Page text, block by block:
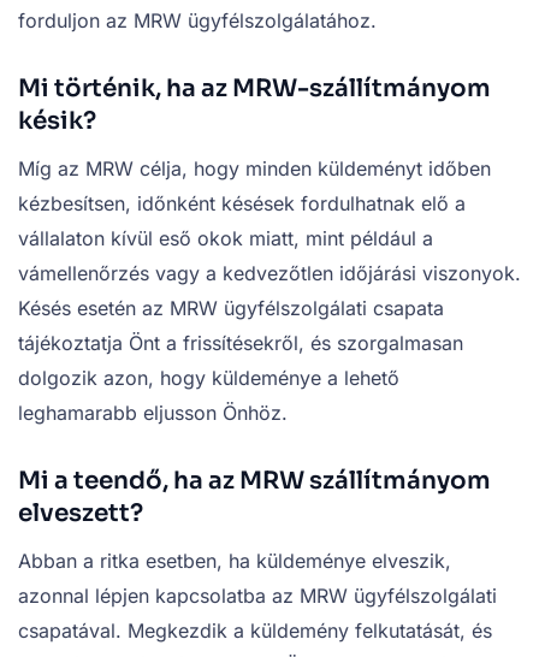
forduljon az MRW ügyfélszolgálatához.
Mi történik, ha az MRW-szállítmányom
késik?
Míg az MRW célja, hogy minden küldeményt időben
kézbesítsen, időnként késések fordulhatnak elő a
vállalaton kívül eső okok miatt, mint például a
vámellenőrzés vagy a kedvezőtlen időjárási viszonyok.
Késés esetén az MRW ügyfélszolgálati csapata
tájékoztatja Önt a frissítésekről, és szorgalmasan
dolgozik azon, hogy küldeménye a lehető
leghamarabb eljusson Önhöz.
Mi a teendő, ha az MRW szállítmányom
elveszett?
Abban a ritka esetben, ha küldeménye elveszik,
azonnal lépjen kapcsolatba az MRW ügyfélszolgálati
csapatával. Megkezdik a küldemény felkutatását, és